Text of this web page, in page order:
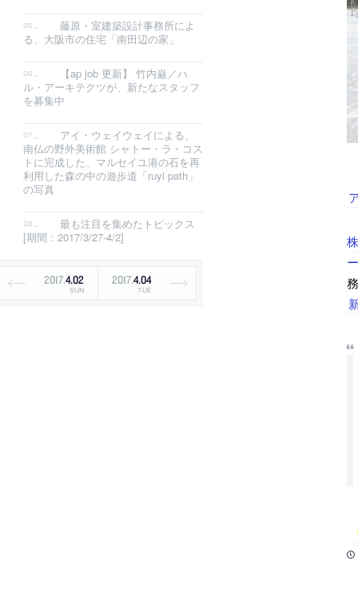
藤原・室建築設計事務所によ
る、大阪市の住宅「南田辺の家」
【ap job 更新】 竹内巌／ハ
ル・アーキテクツが、新たなスタッフ
を募集中
アイ・ウェイウェイによる、
南仏の野外美術館 シャトー・ラ・コス
トに完成した、マルセイユ港の石を再
利用した森の中の遊歩道「ruyi path」
の写真
最も注目を集めたトピックス
[期間：2017/3/27-4/2]
2017.4.02
SUN
2017.4.04
TUE